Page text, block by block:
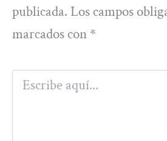
publicada. Los campos
marcados con *
aquí...